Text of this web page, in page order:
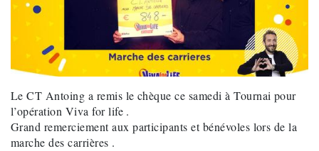
Le CT Antoing a remis le chèque ce samedi à Tournai pour
l’opération Viva for life .
Grand remerciement aux participants et bénévoles lors de la
marche des carrières .